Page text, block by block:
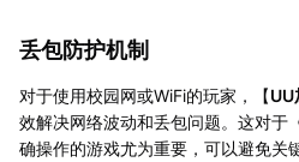
丢包防护机制
对于使用校园网或WiFi的玩家，【UU
效解决网络波动和丢包问题。这对于
确操作的游戏尤为重要，可以避免关